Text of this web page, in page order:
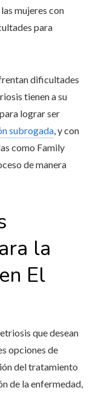
mujeres con
para
dificultades
tienen a su
lograr ser
subrogada, y con
como Family
de manera
la
El
que desean
opciones de
del tratamiento
de la enfermedad,